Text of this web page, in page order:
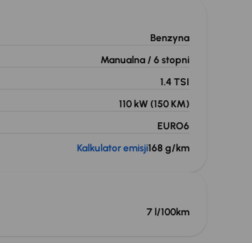
Benzyna
Manualna / 6 stopni
1.4 TSI
110 kW (150 KM)
EURO6
Kalkulator emisji168 g/km
7 l/100km